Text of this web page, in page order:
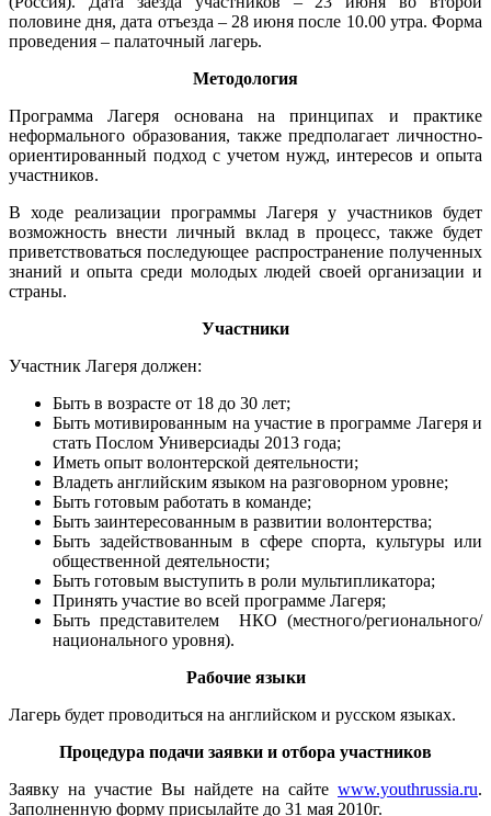
половине дня, дата отъезда – 28 июня после 10.00 утра. Форма
проведения – палаточный лагерь.
Методология
Программа Лагеря основана на принципах и практике
неформального образования, также предполагает личностно-
ориентированный подход с учетом нужд, интересов и опыта
участников.
В ходе реализации программы Лагеря у участников будет
возможность внести личный вклад в процесс, также будет
приветствоваться последующее распространение полученных
знаний и опыта среди молодых людей своей организации и
страны.
Участники
Участник Лагеря должен:
Быть в возрасте от 18 до 30 лет;
Быть мотивированным на участие в программе Лагеря и
стать Послом Универсиады 2013 года;
Иметь опыт волонтерской деятельности;
Владеть английским языком на разговорном уровне;
Быть готовым работать в команде;
Быть заинтересованным в развитии волонтерства;
Быть задействованным в сфере спорта, культуры или
общественной деятельности;
Быть готовым выступить в роли мультипликатора;
Принять участие во всей программе Лагеря;
Быть представителем НКО (местного/регионального/
национального уровня).
Рабочие языки
Лагерь будет проводиться на английском и русском языках.
Процедура подачи заявки и отбора участников
Заявку на участие Вы найдете на сайте www.youthrussia.ru.
Заполненную форму присылайте до 31 мая 2010г.